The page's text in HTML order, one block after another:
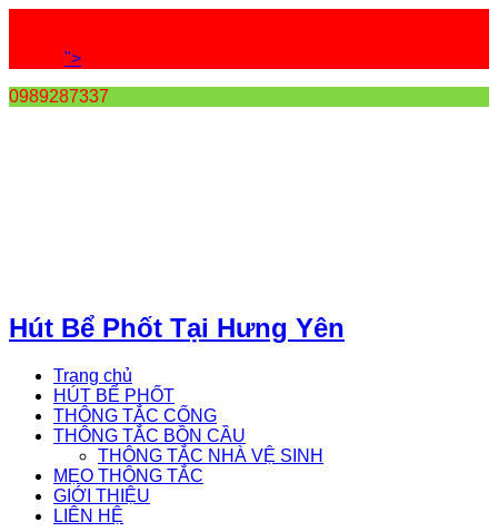
">
0989287337
Hút Bể Phốt Tại Hưng Yên
Trang chủ
HÚT BỂ PHỐT
THÔNG TẮC CỐNG
THÔNG TẮC BỒN CẦU
THÔNG TẮC NHÀ VỆ SINH
MẸO THÔNG TẮC
GIỚI THIỆU
LIÊN HỆ